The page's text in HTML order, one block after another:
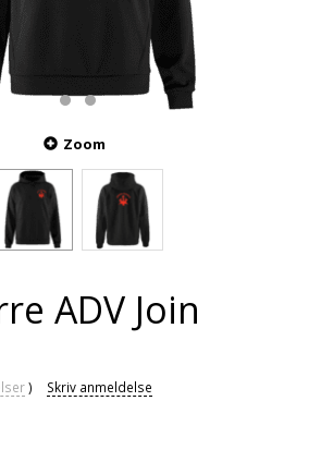
Zoom
ADV Join
Skriv anmeldelse